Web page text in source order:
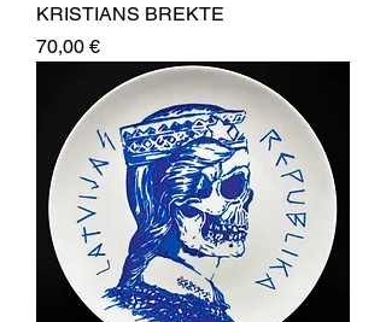
KRISTIANS BREKTE
Price
70,00 €